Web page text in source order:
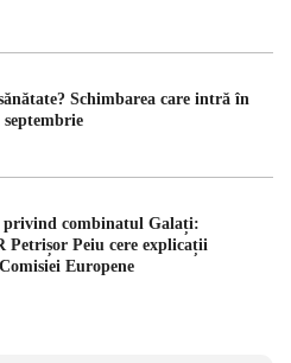
Schimbarea care intră în
septembrie
privind combinatul Galați:
Petrișor Peiu cere explicații
Europene